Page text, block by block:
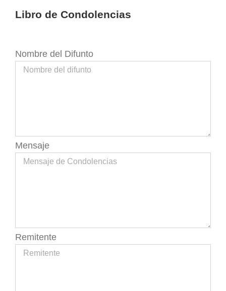
Libro de Condolencias
Nombre del Difunto
Mensaje
Remitente